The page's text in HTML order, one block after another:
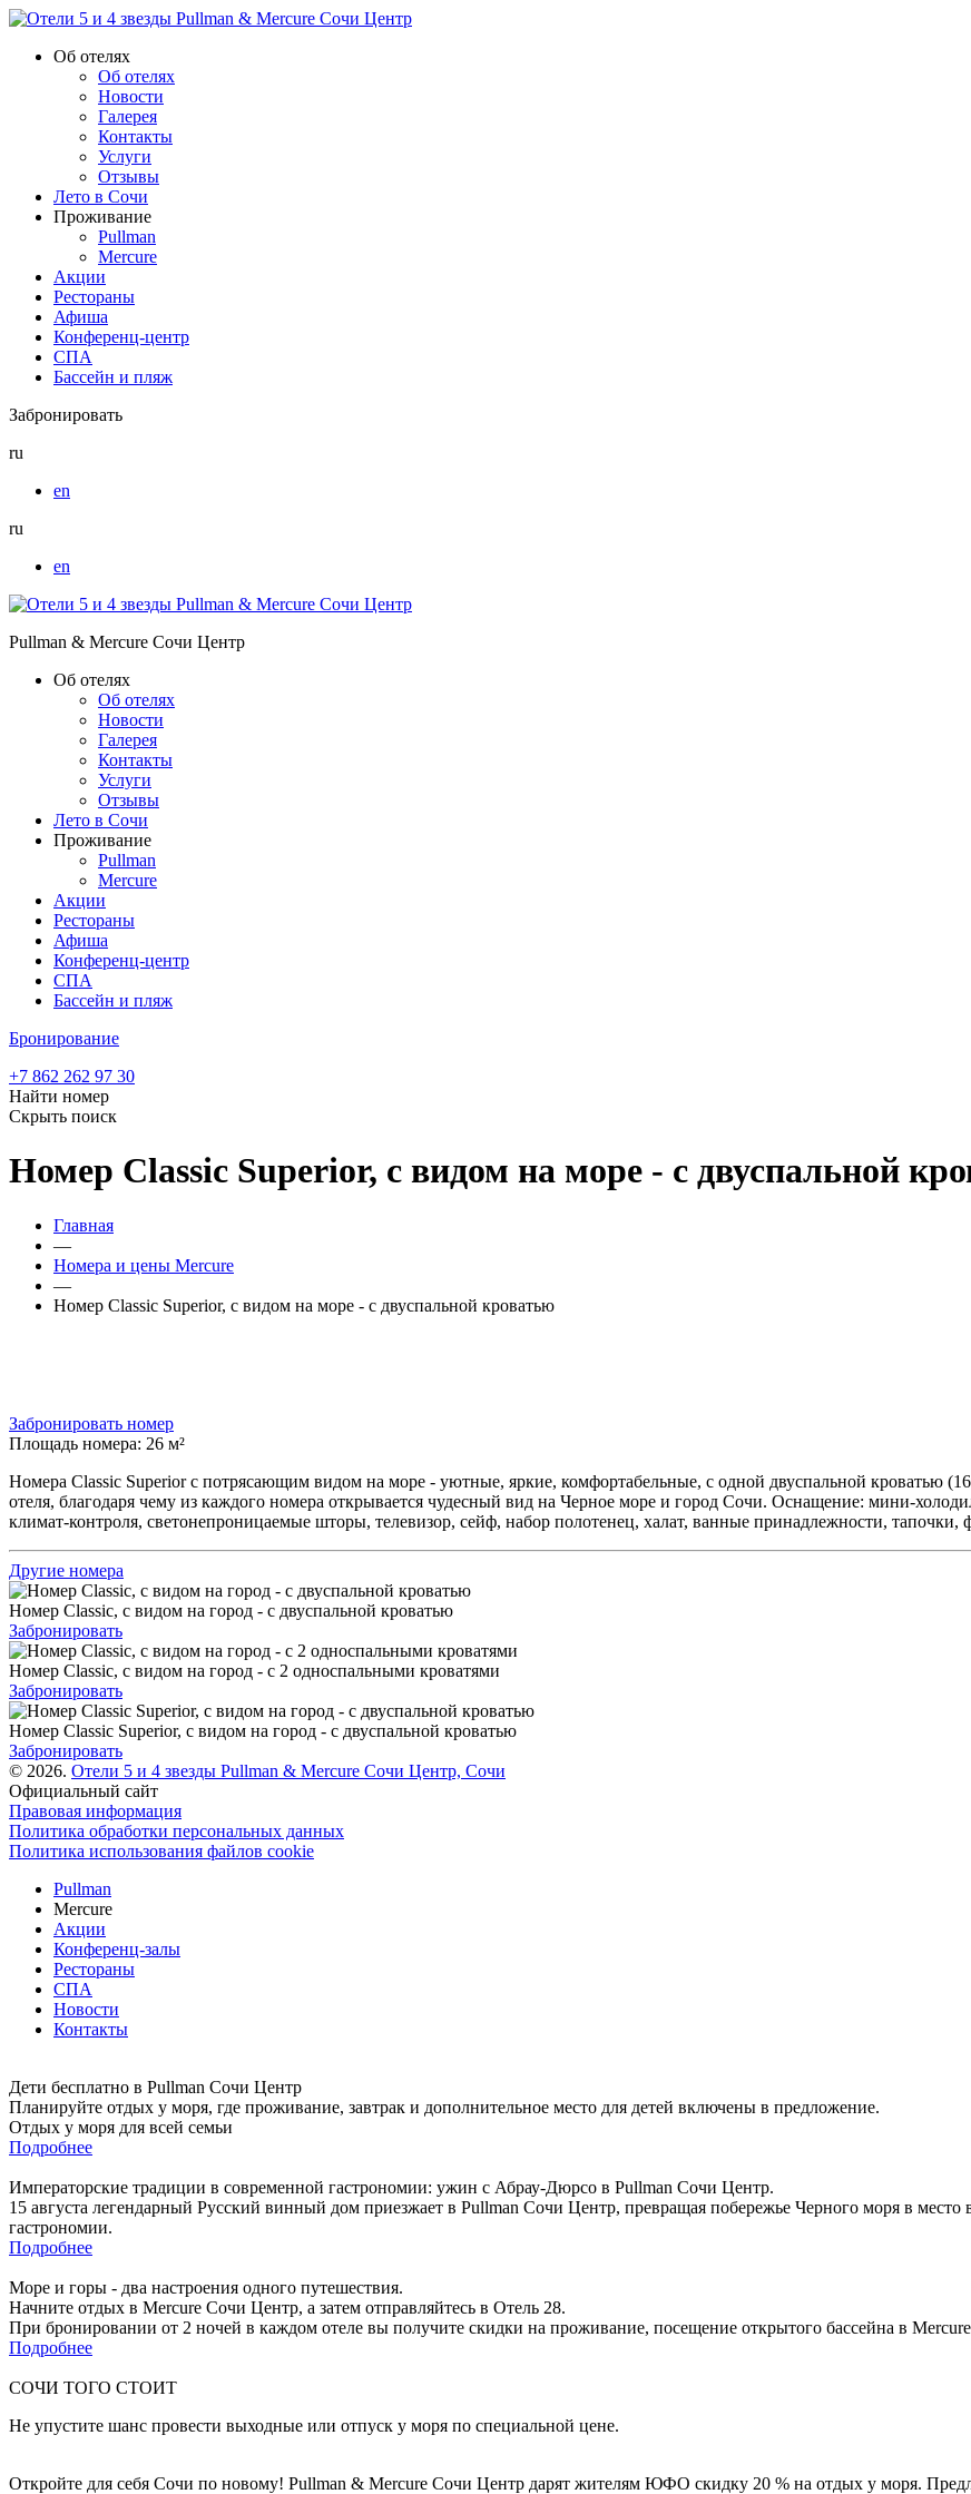
Об отелях
Об отелях
Новости
Галерея
Контакты
Услуги
Отзывы
Лето в Сочи
Проживание
Pullman
Mercure
Акции
Рестораны
Афиша
Конференц-центр
СПА
Бассейн и пляж
Забронировать
ru
en
ru
en
Pullman & Mercure Сочи Центр
Об отелях
Об отелях
Новости
Галерея
Контакты
Услуги
Отзывы
Лето в Сочи
Проживание
Pullman
Mercure
Акции
Рестораны
Афиша
Конференц-центр
СПА
Бассейн и пляж
Бронирование
+7 862 262 97 30
Найти номер
Скрыть поиск
Номер Classic Superior, с видом на море - c двуспальной
Главная
—
Номера и цены Mercure
—
Номер Classic Superior, с видом на море - c двуспальной кроватью
Забронировать номер
Площадь номера: 26 м²
Номера Classic Superior с потрясающим видом на море - уютные, яркие, комфортабельные, с одной двуспальной кроватью
отеля, благодаря чему из каждого номера открывается чудесный вид на Черное море и город Сочи. Оснащение: мини-
климат-контроля, светонепроницаемые шторы, телевизор, сейф, набор полотенец, халат, ванные принадлежности,
Другие номера
Номер Classic, с видом на город - с двуспальной кроватью
Забронировать
Номер Classic, с видом на город - с 2 односпальными кроватями
Забронировать
Номер Classic Superior, с видом на город - с двуспальной кроватью
Забронировать
© 2026. Отели 5 и 4 звезды Pullman & Mercure Сочи Центр, Сочи
Официальный сайт
Правовая информация
Политика обработки персональных данных
Политика использования файлов cookie
Pullman
Mercure
Акции
Конференц-залы
Рестораны
СПА
Новости
Контакты
Дети бесплатно в Pullman Сочи Центр
Планируйте отдых у моря, где проживание, завтрак и дополнительное место для детей включены в предложение.
Отдых у моря для всей семьи
Подробнее
Императорские традиции в современной гастрономии: ужин с Абрау-Дюрсо в Pullman Сочи Центр.
15 августа легендарный Русский винный дом приезжает в Pullman Сочи Центр, превращая побережье Черного моря в
гастрономии.
Подробнее
Море и горы - два настроения одного путешествия.
Начните отдых в Mercure Сочи Центр, а затем отправляйтесь в Отель 28.
При бронировании от 2 ночей в каждом отеле вы получите скидки на проживание, посещение открытого бассейна в
Подробнее
СОЧИ ТОГО СТОИТ
Не упустите шанс провести выходные или отпуск у моря по специальной цене.
Откройте для себя Сочи по новому! Pullman & Mercure Сочи Центр дарят жителям ЮФО скидку 20 % на отдых у моря.